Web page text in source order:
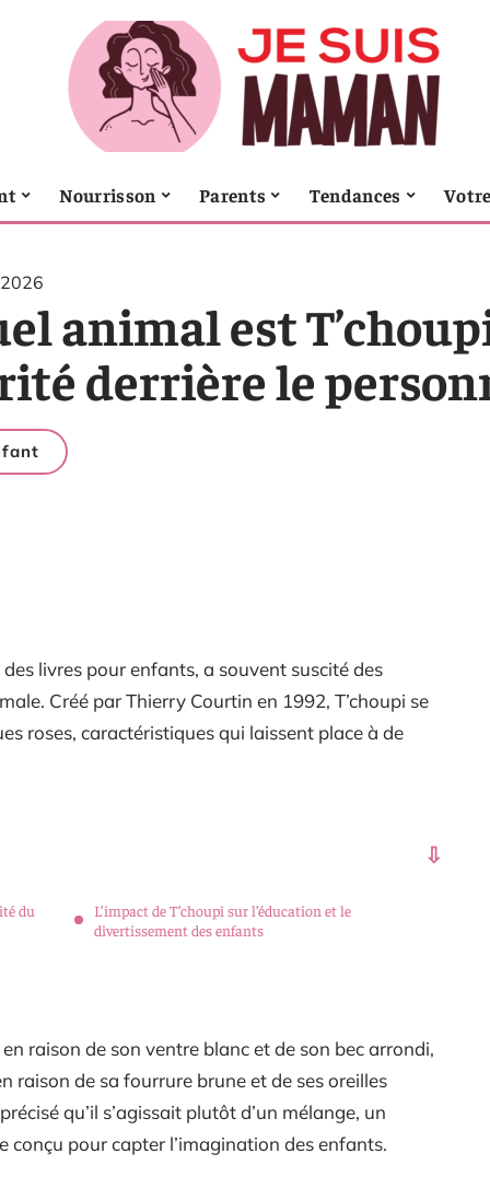
Nourrisson Parents Tendances
animal est
derrière le
livres pour enfants, a souvent suscité des
Créé par Thierry Courtin en 1992, T’choupi se
roses, caractéristiques qui laissent place à de
du
L’impact de T’choupi sur l’éducation et le
divertissement des enfants
raison de son ventre blanc et de son bec arrondi,
raison de sa fourrure brune et de ses oreilles
qu’il s’agissait plutôt d’un mélange, un
pour capter l’imagination des enfants.